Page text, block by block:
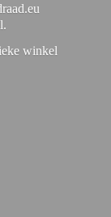
winkel